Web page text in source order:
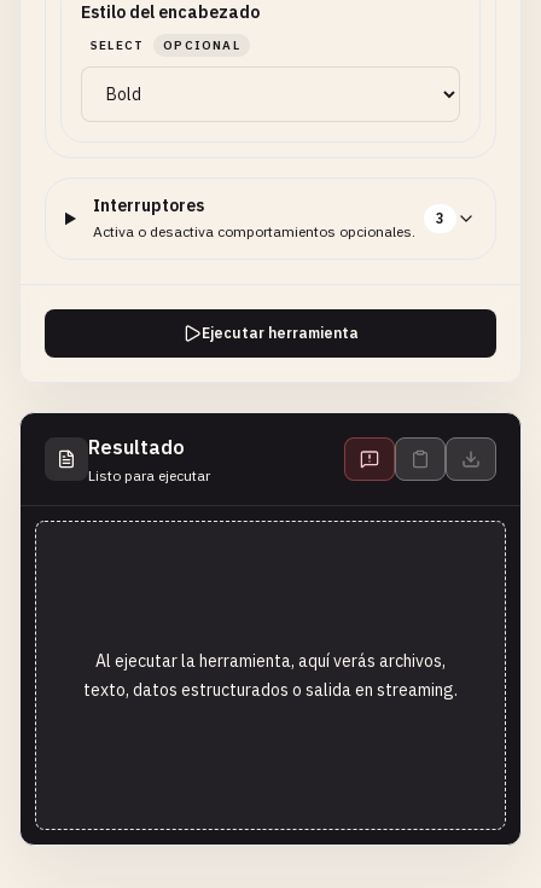
Estilo del encabezado
SELECT OPCIONAL
Interruptores
Activa o desactiva comportamientos opcionales.
3
Ejecutar herramienta
Resultado
Listo para ejecutar
Al ejecutar la herramienta, aquí verás archivos,
texto, datos estructurados o salida en streaming.